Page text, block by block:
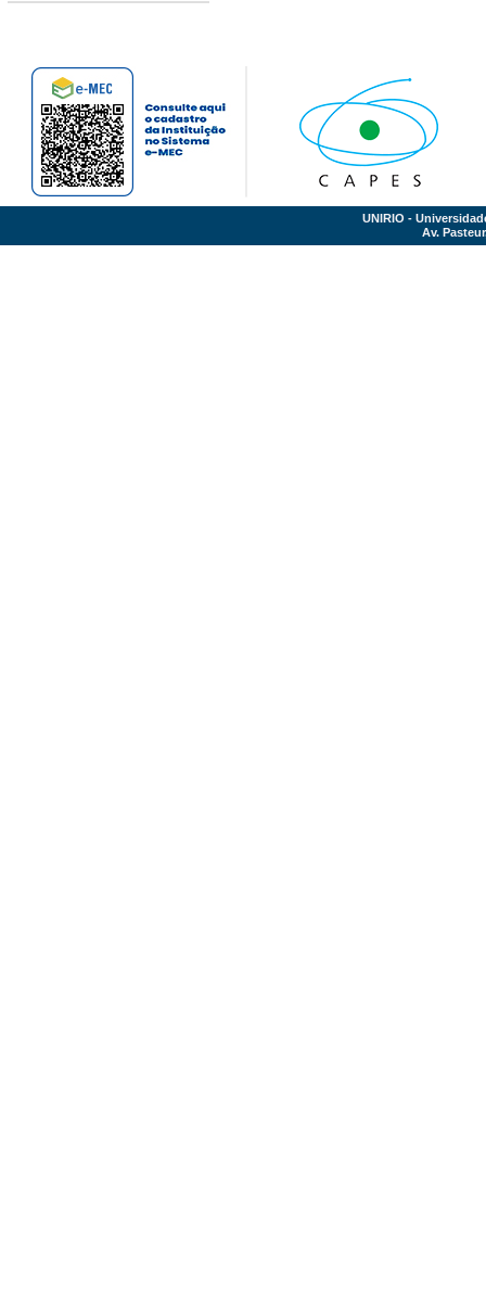
UNIRIO -
Av.